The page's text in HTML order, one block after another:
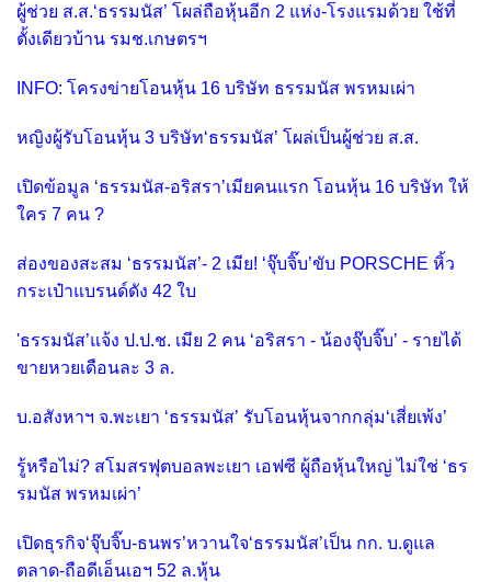
ผู้ช่วย ส.ส.‘ธรรมนัส’ โผล่ถือหุ้นอีก 2 แห่ง-โรงแรมด้วย ใช้ที่
ตั้งเดียวบ้าน รมช.เกษตรฯ
INFO: โครงข่ายโอนหุ้น 16 บริษัท ธรรมนัส พรหมเผ่า
หญิงผู้รับโอนหุ้น 3 บริษัท‘ธรรมนัส’ โผล่เป็นผู้ช่วย ส.ส.
เปิดข้อมูล ‘ธรรมนัส-อริสรา’เมียคนแรก โอนหุ้น 16 บริษัท ให้
ใคร 7 คน ?
ส่องของสะสม ‘ธรรมนัส’- 2 เมีย! ‘จุ๊บจิ๊บ’ขับ PORSCHE หิ้ว
กระเป๋าแบรนด์ดัง 42 ใบ
'ธรรมนัส’แจ้ง ป.ป.ช. เมีย 2 คน ‘อริสรา - น้องจุ๊บจิ๊บ’ - รายได้
ขายหวยเดือนละ 3 ล.
บ.อสังหาฯ จ.พะเยา ‘ธรรมนัส’ รับโอนหุ้นจากกลุ่ม‘เสี่ยเพ้ง’
รู้หรือไม่? สโมสรฟุตบอลพะเยา เอฟซี ผู้ถือหุ้นใหญ่ ไม่ใช่ ‘ธร
รมนัส พรหมเผ่า’
เปิดธุรกิจ‘จุ๊บจิ๊บ-ธนพร’หวานใจ‘ธรรมนัส’เป็น กก. บ.ดูแล
ตลาด-ถือดีเอ็นเอฯ 52 ล.หุ้น